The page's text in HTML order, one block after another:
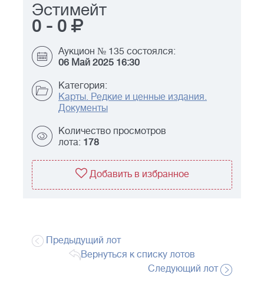
Эстимейт
0 - 0
Аукцион № 135 состоялся:
06 Май 2025 16:30
Категория:
Карты. Редкие и ценные издания.
Документы
Количество просмотров
лота: 178
Добавить в избранное
Предыдущий лот
Вернуться к списку лотов
Следующий лот